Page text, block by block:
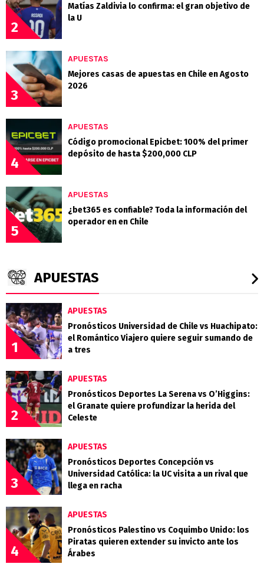
2
Matías Zaldivia lo confirma: el gran objetivo de
la U
3
APUESTAS
Mejores casas de apuestas en Chile en Agosto
2026
4
APUESTAS
Código promocional Epicbet: 100% del primer
depósito de hasta $200,000 CLP
5
APUESTAS
¿bet365 es confiable? Toda la información del
operador en en Chile
APUESTAS
1
APUESTAS
Pronósticos Universidad de Chile vs Huachipato:
el Romántico Viajero quiere seguir sumando de
a tres
2
APUESTAS
Pronósticos Deportes La Serena vs O’Higgins:
el Granate quiere profundizar la herida del
Celeste
3
APUESTAS
Pronósticos Deportes Concepción vs
Universidad Católica: la UC visita a un rival que
llega en racha
4
APUESTAS
Pronósticos Palestino vs Coquimbo Unido: los
Piratas quieren extender su invicto ante los
Árabes